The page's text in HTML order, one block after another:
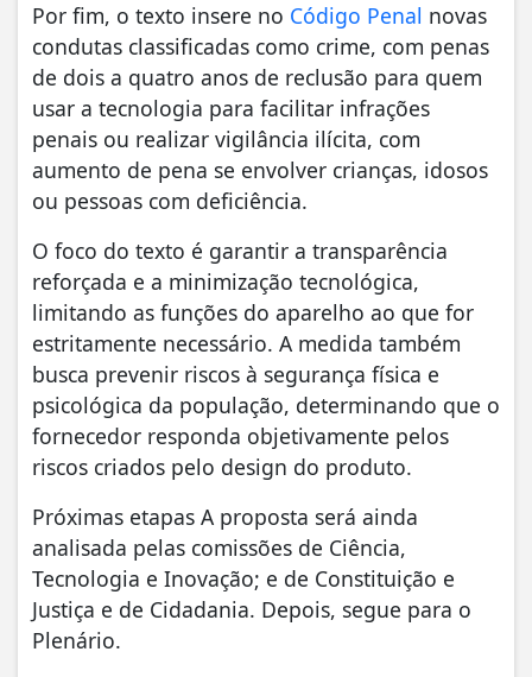
Por fim, o texto insere no Código Penal novas
condutas classificadas como crime, com penas
de dois a quatro anos de reclusão para quem
usar a tecnologia para facilitar infrações
penais ou realizar vigilância ilícita, com
aumento de pena se envolver crianças, idosos
ou pessoas com deficiência.
O foco do texto é garantir a transparência
reforçada e a minimização tecnológica,
limitando as funções do aparelho ao que for
estritamente necessário. A medida também
busca prevenir riscos à segurança física e
psicológica da população, determinando que o
fornecedor responda objetivamente pelos
riscos criados pelo design do produto.
Próximas etapas A proposta será ainda
analisada pelas comissões de Ciência,
Tecnologia e Inovação; e de Constituição e
Justiça e de Cidadania. Depois, segue para o
Plenário.